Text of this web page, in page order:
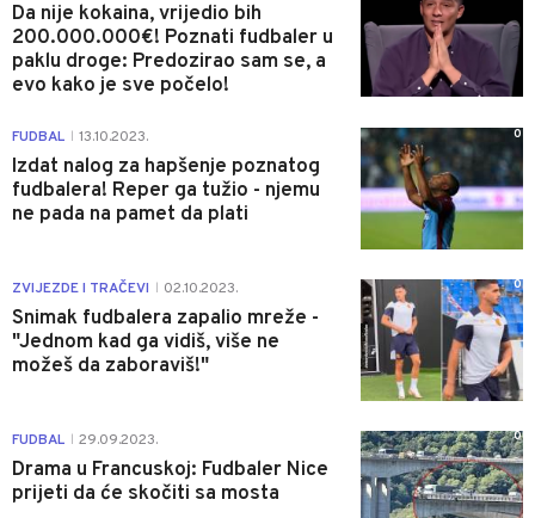
Da nije kokaina, vrijedio bih
200.000.000€! Poznati fudbaler u
paklu droge: Predozirao sam se, a
evo kako je sve počelo!
FUDBAL 13.10.2023.
Izdat nalog za hapšenje poznatog
fudbalera! Reper ga tužio - njemu
ne pada na pamet da plati
0
ZVIJEZDE I TRAČEVI 02.10.2023.
Snimak fudbalera zapalio mreže -
"Jednom kad ga vidiš, više ne
možeš da zaboraviš!"
0
FUDBAL 29.09.2023.
Drama u Francuskoj: Fudbaler Nice
prijeti da će skočiti sa mosta
0